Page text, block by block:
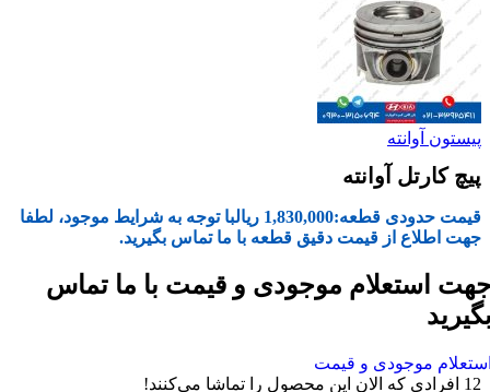
پیستون آوانته
پیچ کارتل آوانته
قیمت حدودی قطعه:1,830,000 ریالبا توجه به شرایط موجود، لطفا
جهت اطلاع از قیمت دقیق قطعه با ما تماس بگیرید.
استعلام موجودی و قیمت با ما تماس
موجودی و قیمت
12 افرادی که الان این محصول را تماشا می‌کنند!